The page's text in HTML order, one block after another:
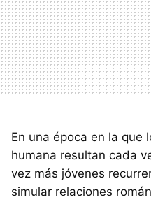
En una época en la que
humana resultan cada
vez más jóvenes
simular relaciones